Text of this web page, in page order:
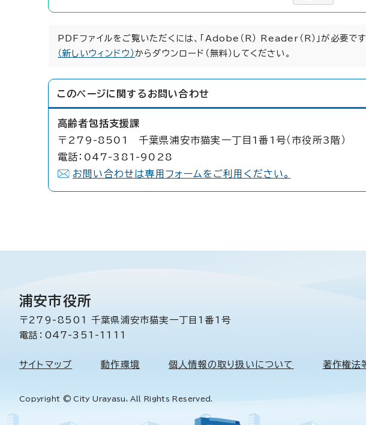
PDFファイルをご覧いただくには、「Adobe（R） Reader（R）」が必要で
（新しいウィンドウ）からダウンロード（無料）してください。
このページに関する お問い合わせ
高齢者包括支援課
〒279-8501 千葉県浦安市猫実一丁目1番1号（市役所3階）
電話：047-381-9028
お問い合わせは専用フォームをご利用ください。
浦安市役所
〒279-8501 千葉県浦安市猫実一丁目1番1号
電話：047-351-1111
サイトマップ 動作環境 個人情報の取り扱いについて 著作権法
Copyright © City Urayasu, All Rights Reserved.